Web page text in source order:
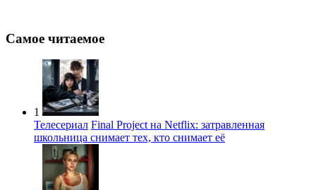
Самое читаемое
1
Телесериал Final Project на Netflix: затравленная
школьница снимает тех, кто снимает её